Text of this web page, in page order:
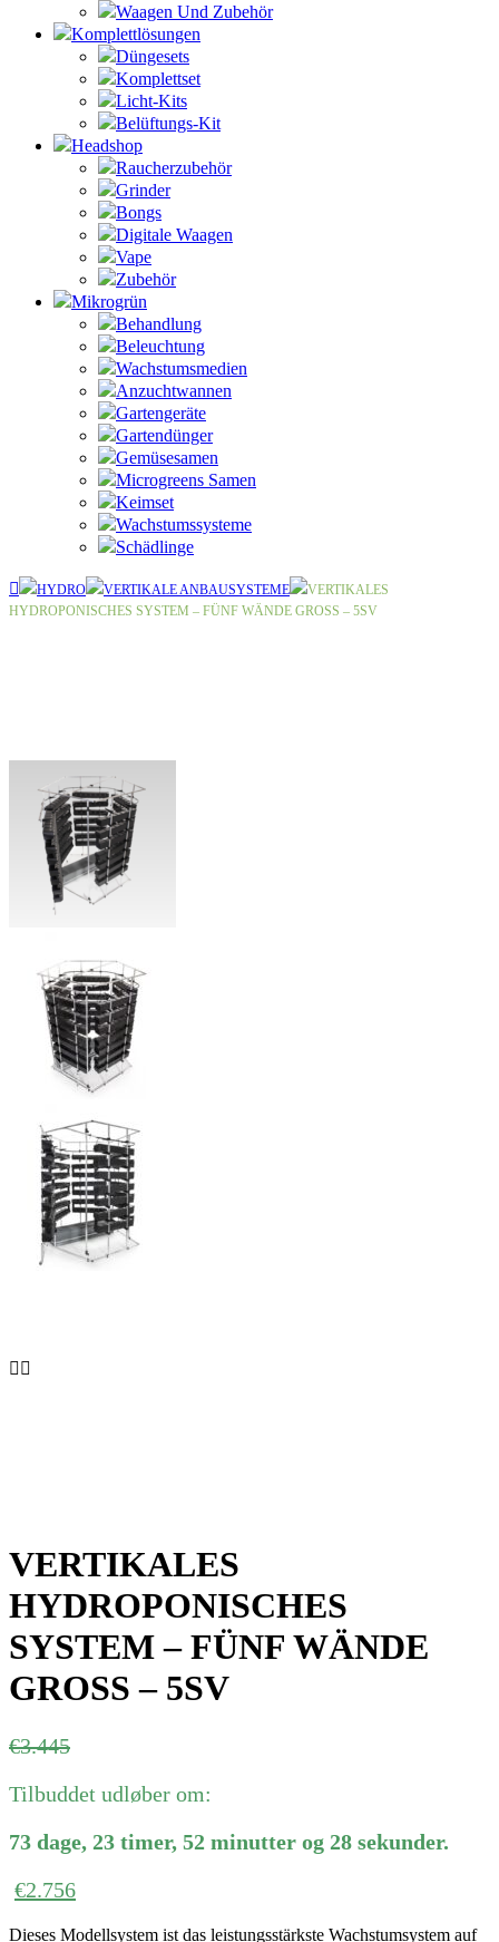
Waagen Und Zubehör
Komplettlösungen
Düngesets
Komplettset
Licht-Kits
Belüftungs-Kit
Headshop
Raucherzubehör
Grinder
Bongs
Digitale Waagen
Vape
Zubehör
Mikrogrün
Behandlung
Beleuchtung
Wachstumsmedien
Anzuchtwannen
Gartengeräte
Gartendünger
Gemüsesamen
Microgreens Samen
Keimset
Wachstumssysteme
Schädlinge
HYDRO VERTIKALE ANBAUSYSTEME
VERTIKALES
HYDROPONISCHES SYSTEM – FÜNF WÄNDE GROSS – 5SV
VERTIKALES
HYDROPONISCHES
SYSTEM – FÜNF WÄNDE
GROSS – 5SV
Ursprünglicher
war:
€3.445Aktueller
ist:
Tilbuddet udløber om:
73 dage, 23 timer, 52 minutter og 28 sekunder.
€2.756
Dieses Modellsystem ist das leistungsstärkste Wachstumsystem auf